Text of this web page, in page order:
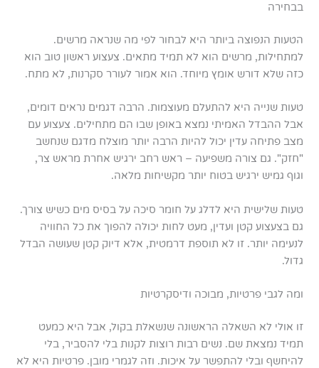
בבחירה
הטעות הנפוצה ביותר היא לבחור לפי מה שנראה מרשים.
למתחילות, מרשים הוא לא תמיד מתאים. צעצוע ראשון טוב הוא
כזה שלא דורש אומץ מיוחד. הוא אמור לעורר סקרנות, לא מתח.
טעות שנייה היא להתעלם מעוצמות. הרבה דגמים נראים דומים,
אבל ההבדל האמיתי נמצא באופן שבו הם מתחילים. צעצוע עם
מצב פתיחה עדין יכול להיות הרבה יותר מוצלח מדגם שנחשב
"חזק". גם צורה משפיעה – ראש רחב ירגיש אחרת מראש צר,
וגוף גמיש ירגיש בטוח יותר מקשיחות מלאה.
טעות שלישית היא לדלג על חומר סיכה על בסיס מים כשיש צורך.
גם בצעצוע קטן ועדין, מעט לחות יכולה להפוך את כל החוויה
לנעימה יותר. זו לא תוספת דרמטית, אלא דיוק קטן שעושה הבדל
גדול.
ומה לגבי פרטיות, מבוכה ודיסקרטיות
זו אולי לא השאלה הראשונה שנשאלת בקול, אבל היא כמעט
תמיד נמצאת שם. נשים רבות רוצות לקנות בלי להסביר, בלי
להיחשף ובלי להתפשר על איכות. וזה לגמרי מובן. פרטיות היא לא